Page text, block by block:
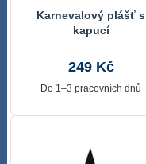
Karnevalový plášť s
kapucí
249 Kč
Do 1–3 pracovních dnů